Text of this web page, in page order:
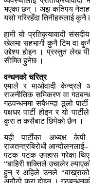
भएका छन् । अझ कतिपय
यसो गरिरहँदा तिनीहरुलाई
हामी यो प्रतिकृयावादी
खेलमा सहभागी कुनै टिम वा
उद्देश्य होइन । प्रस्तुत लेख
सीमित हुनेछ ।
वन्धनको चरित्र
एमाले र माओवादी केन्द्रले
राजनीतिक समिकरण वा
गठवन्धनमा सबैभन्दा ठूलो
पक्षधर पार्टी होइन र यो
कुरा त कसैबाट छिपेको छैन ।
यही पार्टीका अध्यक्ष
राजतन्त्रबिरोधी
पटक–पटक उपहास गरेका
“बाहिरी शक्तिले उचालेर
हुन् र अहिले उनले